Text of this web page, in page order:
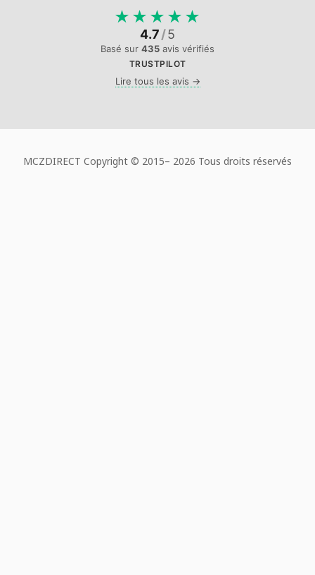
★ ★ ★ ★ ★
4.7/5
Basé sur 435 avis vérifiés
TRUSTPILOT
Lire tous les avis →
MCZDIRECT Copyright © 2015– 2026 Tous droits réservés